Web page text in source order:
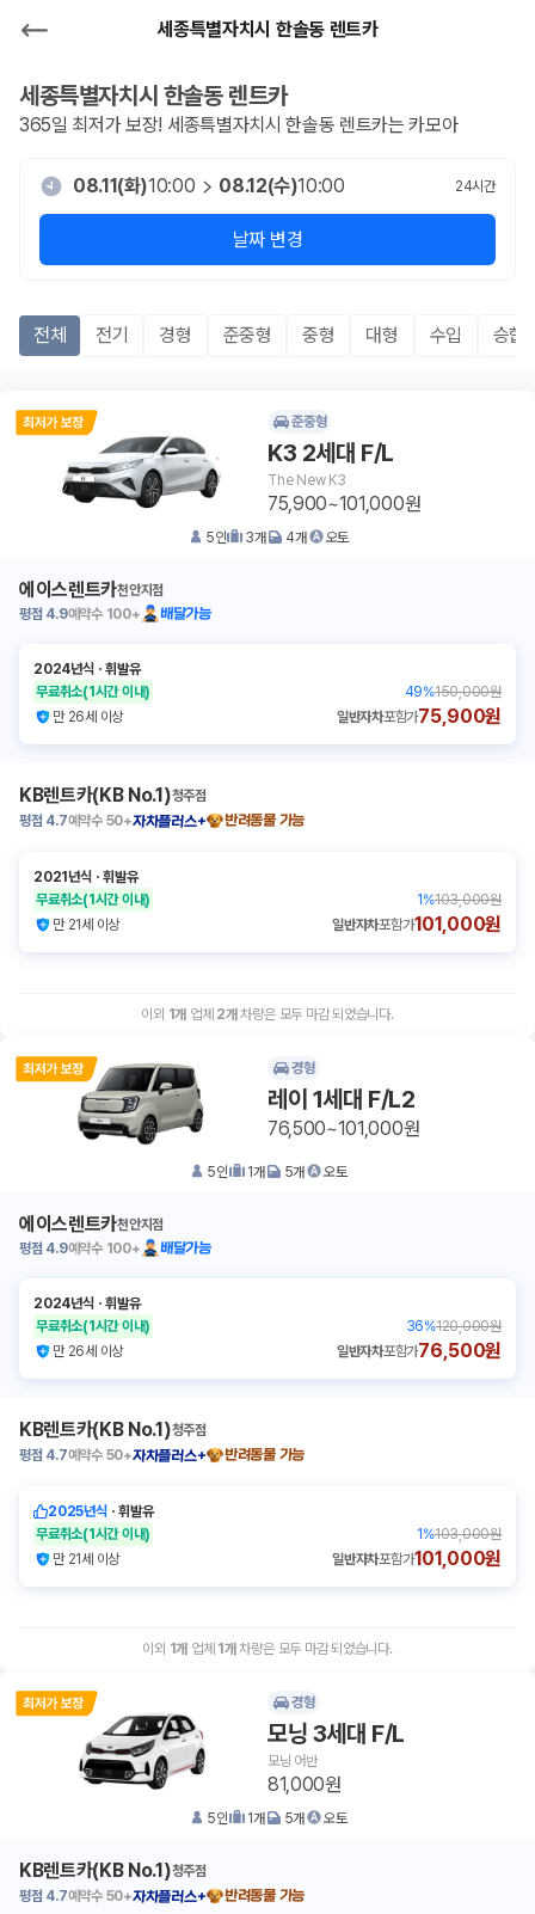
세종특별자치시 한솔동 렌트카
세종특별자치시 한솔동렌트카
365일 최저가 보장! 세종특별자치시 한솔동 렌트카는 카모아
08.11(화)10:00 08.12(수)10:00 24시간
날짜 변경
전체 전기 경형 준중형 중형 대형 수입 승합
준중형
K3 2세대 F/L
The New K3
75,900~101,000원
5인 3개 4개 오토
에이스렌트카천안지점
평점 4.9예약수 100+ 배달가능
2024년식 ㆍ휘발유
무료취소(1시간 이내) 49%150,000원
만 26세 이상
일반자차포함가75,900원
KB렌트카(KB No.1)청주점
평점 4.7예약수 50+자차플러스+ 반려동물 가능
2021년식 ㆍ휘발유
무료취소(1시간 이내) 1 %103,000원
만 21세 이상
일반자차포함가101,000원
이외 1개 업체 2개 차량은 모두 마감 되었습니다.
경형
레이 1세대 F/L2
76,500~101,000원
5인 1개 5개 오토
에이스렌트카천안지점
평점 4.9예약수 100+ 배달가능
2024년식 ㆍ휘발유
무료취소(1시간 이내) 36%120,000원
만 26세 이상
일반자차포함가76,500원
KB렌트카(KB No.1)청주점
평점 4.7예약수 50+자차플러스+ 반려동물 가능
2025년식 ㆍ휘발유
무료취소(1시간 이내) 1 %103,000원
만 21세 이상
일반자차포함가101,000원
이외 1개 업체 1 개 차량은 모두 마감 되었습니다.
경형
모닝 3세대 F/L
모닝 어반
81,000원
5인 1개 5개 오토
KB렌트카(KB No.1)청주점
평점 4.7예약수 50+자차플러스+ 반려동물 가능